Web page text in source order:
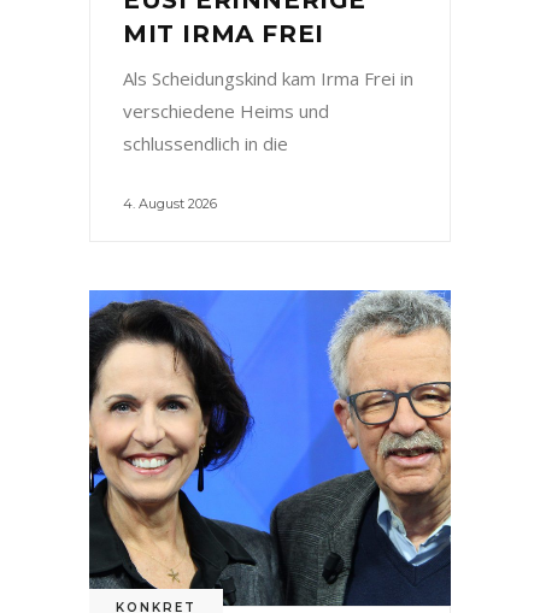
MIT IRMA FREI
Als Scheidungskind kam Irma Frei in
verschiedene Heims und
schlussendlich in die
4. August 2026
KONKRET